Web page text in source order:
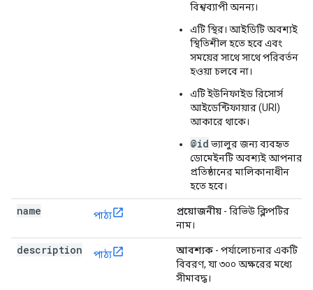
বিশ্বব্যাপী অনন্য।
এটি স্থির। আইডিটি অবশ্যই
স্থিতিশীল হতে হবে এবং
সময়ের সাথে সাথে পরিবর্তন
হওয়া চলবে না।
এটি ইউনিফাইড রিসোর্স
আইডেন্টিফায়ার (URI)
আকারে থাকে।
@id ভ্যালুর জন্য ব্যবহৃত
ডোমেইনটি অবশ্যই আপনার
প্রতিষ্ঠানের মালিকানাধীন
হতে হবে।
name পাঠ্য প্রয়োজনীয় - রিভিউ ক্লিপটির
নাম।
description পাঠ্য আবশ্যক - পর্যালোচনার একটি
বিবরণ, যা ৩০০ অক্ষরের মধ্যে
সীমাবদ্ধ।